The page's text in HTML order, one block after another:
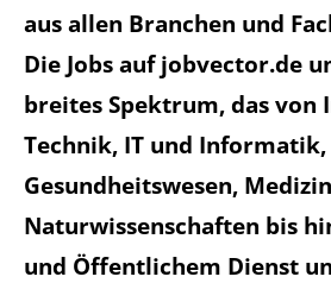
aus allen Branchen und
Die Jobs auf jobvector.de
breites Spektrum, das von
Technik, IT und
Gesundheitswesen,
Naturwissenschaften bis
und Öffentlichem Dienst